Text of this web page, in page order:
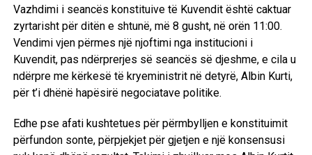
Ai tha se marrëveshje të tilla nuk duhet të mbesin vetëm
në letër, por duhet të jenë të aplikueshme dhe të fillojë
realizimi i asaj që quhet tregu i përbashkët shqiptar i
energjisë.
“Kjo do të bëjë të mundur që ne të kemi investime të reja
diversifikuar prodhimin e energjisë në të dy krahët e kufirit,
në këtë treg do të thosha, në tregun shqiptar të energjisë
Vazhdimi i seancës konstituive të Kuvendit është caktuar
zyrtarisht për ditën e shtunë, më 8 gusht, në orën 11:00.
Vendimi vjen përmes një njoftimi nga institucioni i
Kuvendit, pas ndërprerjes së seancës së djeshme, e cila u
ndërpre me kërkesë të kryeministrit në detyrë, Albin Kurti,
për t’i dhënë hapësirë negociatave politike.
Edhe pse afati kushtetues për përmbylljen e konstituimit
përfundon sonte, përpjekjet për gjetjen e një konsensusi